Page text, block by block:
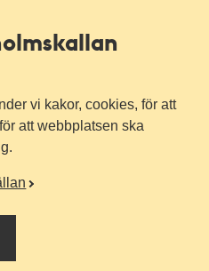
vi kakor, cookies, för att
att webbplatsen ska